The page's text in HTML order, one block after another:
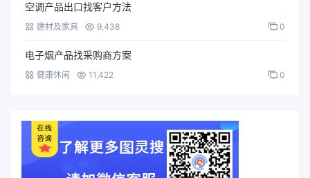
空调产品出口找客户方法
建材及家具 9,438 0
电子烟产品找采购商方案
健康休闲 11,422 0